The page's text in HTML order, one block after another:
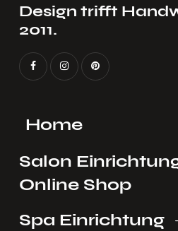
Design trifft
2011.
Home
Salon
Online Shop
Spa Einrichtung